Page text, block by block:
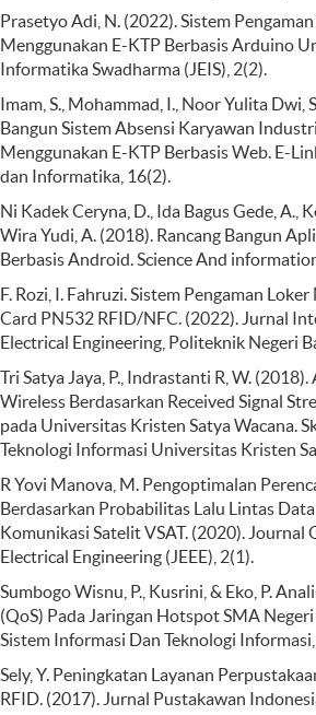
Prasetyo Adi, N. (2022). Sistem
Menggunakan E-KTP Berbasis Arduino
Informatika Swadharma (JEIS), 2(2).
Imam, S., Mohammad, I., Noor Yulita Dwi,
Bangun Sistem Absensi Karyawan
Menggunakan E-KTP Berbasis Web. E-
dan Informatika, 16(2).
Ni Kadek Ceryna, D., Ida Bagus Gede, A.,
Wira Yudi, A. (2018). Rancang Bangun
Berbasis Android. Science And
F. Rozi, I. Fahruzi. Sistem Pengaman
Card PN532 RFID/NFC. (2022). Jurnal
Electrical Engineering, Politeknik Negeri
Tri Satya Jaya, P., Indrastanti R, W.
Wireless Berdasarkan Received Signal
pada Universitas Kristen Satya Wacana.
Teknologi Informasi Universitas Kristen
R Yovi Manova, M. Pengoptimalan
Berdasarkan Probabilitas Lalu Lintas
Komunikasi Satelit VSAT. (2020). Journal
Electrical Engineering (JEEE), 2(1).
Sumbogo Wisnu, P., Kusrini, & Eko, P.
(QoS) Pada Jaringan Hotspot SMA
Sistem Informasi Dan Teknologi
Sely, Y. Peningkatan Layanan
RFID. (2017). Jurnal Pustakawan